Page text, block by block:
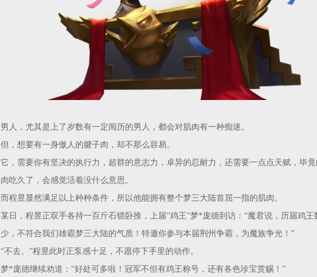
男人，尤其是上了岁数有一定阅历的男人，都会对肌肉有一种痴迷。
但，想要有一身傲人的腱子肉，却不那么容易。
它，需要你有坚决的执行力，超群的意志力，卓异的忍耐力，还需要一点点天赋，毕
肉吃久了，会感觉活着没什么意思。
而程昱显然满足以上种种条件，所以他能拥有整个梦三大陆首屈一指的肌肉。
某日，程昱正双手各持一百斤石锁卧推，上届“鸡王”梦*庞德到访：“魔君说，历届鸡王
少，不符合我们雄霸梦三大陆的气质！特邀你参与本届荆州争霸，为魔族争光！”
“不去。”程昱此时正泵感十足，不愿停下手里的动作。
梦*庞德继续劝道：“好处可多啦！冠军不但有鸡王称号，还有各色珍宝赏赐！”